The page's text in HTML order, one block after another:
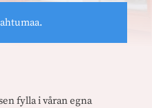
fylla i våran egna